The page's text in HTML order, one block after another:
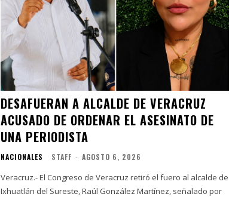
DESAFUERAN A ALCALDE DE VERACRUZ
ACUSADO DE ORDENAR EL ASESINATO DE
UNA PERIODISTA
NACIONALES STAFF - AGOSTO 6, 2026
Veracruz.- El Congreso de Veracruz retiró el fuero al alcalde de
Ixhuatlán del Sureste, Raúl González Martínez, señalado por